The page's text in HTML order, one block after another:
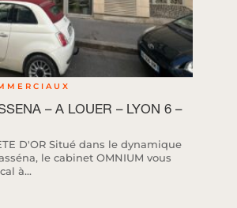
– A LOUER – LYON 6 –
D'OR Situé dans le dynamique
le cabinet OMNIUM vous
à...